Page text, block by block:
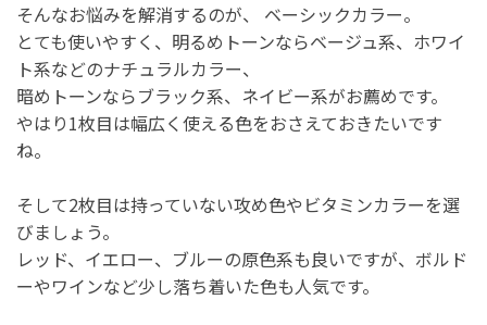
そんなお悩みを解消するのが、 ベーシックカラー。
とても使いやすく、明るめトーンならベージュ系、ホワイ
ト系などのナチュラルカラー、
暗めトーンならブラック系、ネイビー系がお薦めです。
やはり1枚目は幅広く使える色をおさえておきたいです
ね。
そして2枚目は持っていない攻め色やビタミンカラーを選
びましょう。
レッド、イエロー、ブルーの原色系も良いですが、ボルド
ーやワインなど少し落ち着いた色も人気です。